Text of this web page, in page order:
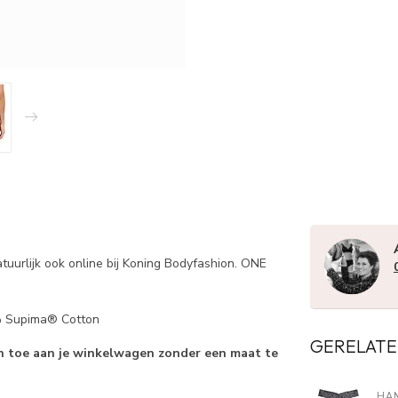
ook online bij Koning Bodyfashion. ONE
Supima® Cotton
toe aan je winkelwagen zonder een maat te